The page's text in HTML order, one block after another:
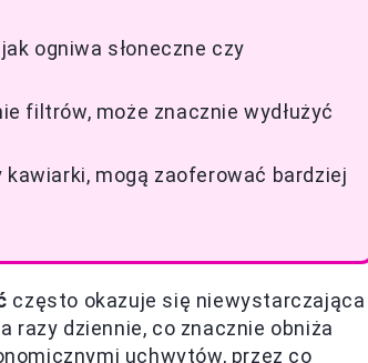
ogniwa słoneczne czy
filtrów, może znacznie wydłużyć
mogą zaoferować bardziej
często okazuje się niewystarczająca
razy dziennie, co znacznie obniża
uchwytów, przez co